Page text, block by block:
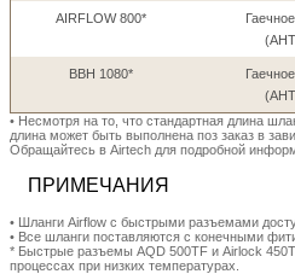
AIRFLOW 800*
BBH 1080*
• Несмотря на то, что стандартная длина
длина может быть выполнена поз заказ в
Обращайтесь в Airtech для подробной
ПРИМЕЧАНИЯ
• Шланги Airflow с быстрыми разъемами
• Все шланги поставляются с конечными
* Быстрые разъемы AQD 500TF и Airlock
процессах при низких температурах.